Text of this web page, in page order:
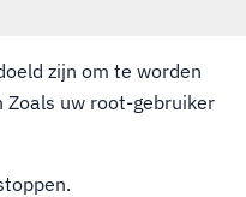
zijn om te worden
Zoals uw root-gebruiker